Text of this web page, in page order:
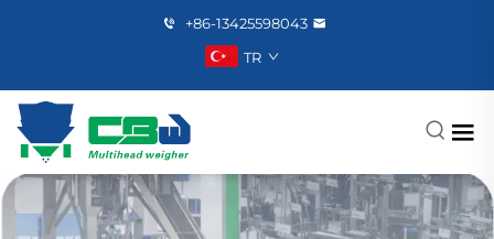
+86-13425598043
TR